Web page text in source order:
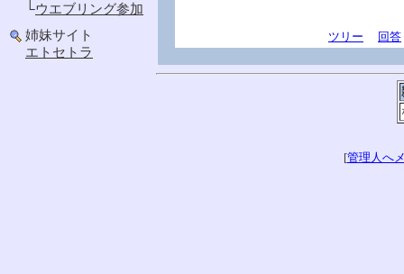
└ウエブリング参加
姉妹サイト
エトセトラ
ツリー 回答
[管理人へ